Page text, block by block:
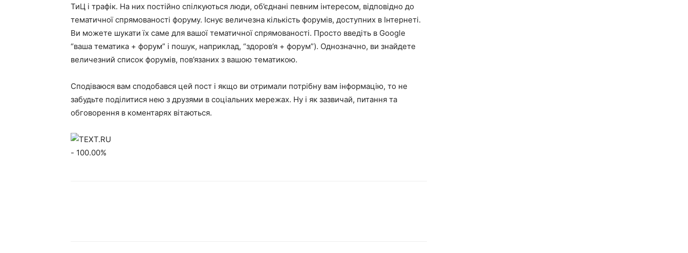
ТиЦ і трафік. На них постійно спілкуються люди, об’єднані певним інтересом, відповідно до
тематичної спрямованості форуму. Існує величезна кількість форумів, доступних в Інтернеті.
Ви можете шукати їх саме для вашої тематичної спрямованості. Просто введіть в Google
“ваша тематика + форум” і пошук, наприклад, “здоров’я + форум”). Однозначно, ви знайдете
величезний список форумів, пов’язаних з вашою тематикою.
Сподіваюся вам сподобався цей пост і якщо ви отримали потрібну вам інформацію, то не
забудьте поділитися нею з друзями в соціальних мережах. Ну і як зазвичай, питання та
обговорення в коментарях вітаються.